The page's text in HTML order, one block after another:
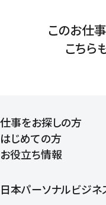
このお仕
こちら
仕事をお探しの方
はじめての方
登録から就業開始まで
お役立ち情報
日本パーソナルビジネ